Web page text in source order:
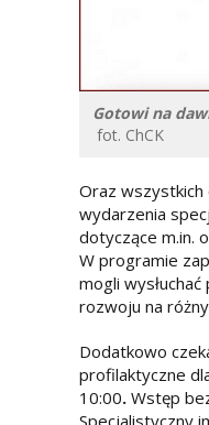
Gotowi na
fot. ChCK
Oraz wszystkich
wydarzenia
dotyczące m.in.
W programie
mogli
rozwoju na
Dodatkowo
profilaktyczne
10:00. Wstęp